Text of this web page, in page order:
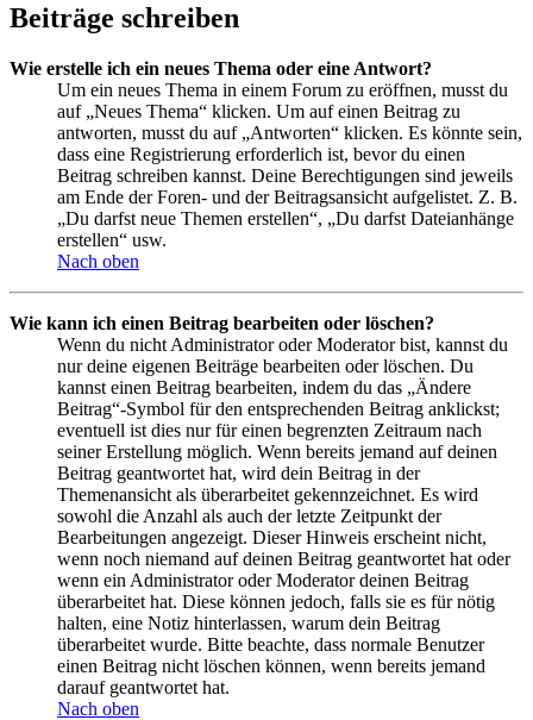
Beiträge schreiben
Wie erstelle ich ein neues Thema oder eine Antwort?
Um ein neues Thema in einem Forum zu eröffnen, musst du
auf „Neues Thema“ klicken. Um auf einen Beitrag zu
antworten, musst du auf „Antworten“ klicken. Es könnte sein,
dass eine Registrierung erforderlich ist, bevor du einen
Beitrag schreiben kannst. Deine Berechtigungen sind jeweils
am Ende der Foren- und der Beitragsansicht aufgelistet. Z. B.
„Du darfst neue Themen erstellen“, „Du darfst Dateianhänge
erstellen“ usw.
Nach oben
Wie kann ich einen Beitrag bearbeiten oder löschen?
Wenn du nicht Administrator oder Moderator bist, kannst du
nur deine eigenen Beiträge bearbeiten oder löschen. Du
kannst einen Beitrag bearbeiten, indem du das „Ändere
Beitrag“-Symbol für den entsprechenden Beitrag anklickst;
eventuell ist dies nur für einen begrenzten Zeitraum nach
seiner Erstellung möglich. Wenn bereits jemand auf deinen
Beitrag geantwortet hat, wird dein Beitrag in der
Themenansicht als überarbeitet gekennzeichnet. Es wird
sowohl die Anzahl als auch der letzte Zeitpunkt der
Bearbeitungen angezeigt. Dieser Hinweis erscheint nicht,
wenn noch niemand auf deinen Beitrag geantwortet hat oder
wenn ein Administrator oder Moderator deinen Beitrag
überarbeitet hat. Diese können jedoch, falls sie es für nötig
halten, eine Notiz hinterlassen, warum dein Beitrag
überarbeitet wurde. Bitte beachte, dass normale Benutzer
einen Beitrag nicht löschen können, wenn bereits jemand
darauf geantwortet hat.
Nach oben